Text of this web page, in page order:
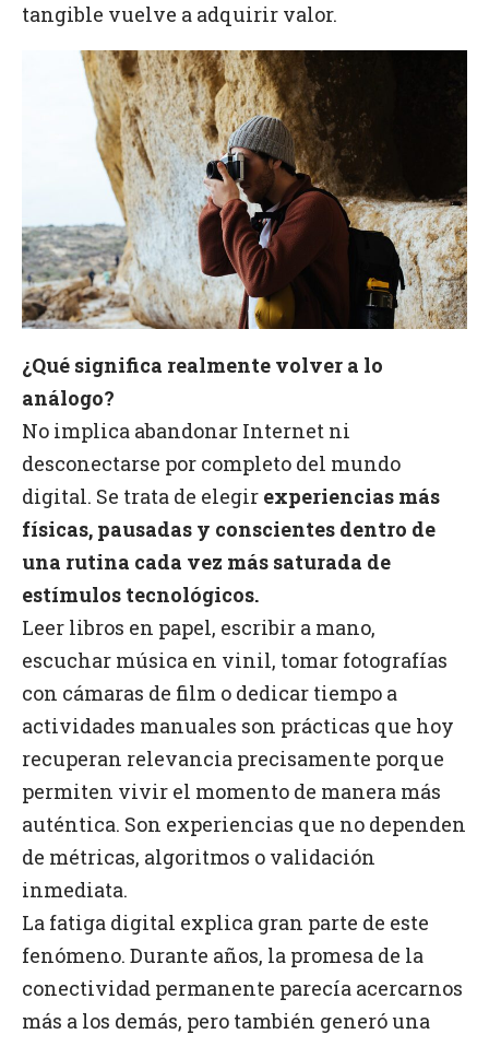
tangible vuelve a adquirir valor.
¿Qué significa realmente volver a lo
análogo?
No implica abandonar Internet ni
desconectarse por completo del mundo
digital. Se trata de elegir experiencias más
físicas, pausadas y conscientes dentro de
una rutina cada vez más saturada de
estímulos tecnológicos.
Leer libros en papel, escribir a mano,
escuchar música en vinil, tomar fotografías
con cámaras de film o dedicar tiempo a
actividades manuales son prácticas que hoy
recuperan relevancia precisamente porque
permiten vivir el momento de manera más
auténtica. Son experiencias que no dependen
de métricas, algoritmos o validación
inmediata.
La fatiga digital explica gran parte de este
fenómeno. Durante años, la promesa de la
conectividad permanente parecía acercarnos
más a los demás, pero también generó una